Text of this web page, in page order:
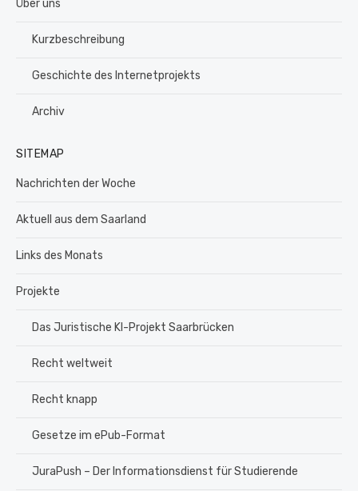
Über uns
Kurzbeschreibung
Geschichte des Internetprojekts
Archiv
SITEMAP
Nachrichten der Woche
Aktuell aus dem Saarland
Links des Monats
Projekte
Das Juristische KI-Projekt Saarbrücken
Recht weltweit
Recht knapp
Gesetze im ePub-Format
JuraPush – Der Informationsdienst für Studierende